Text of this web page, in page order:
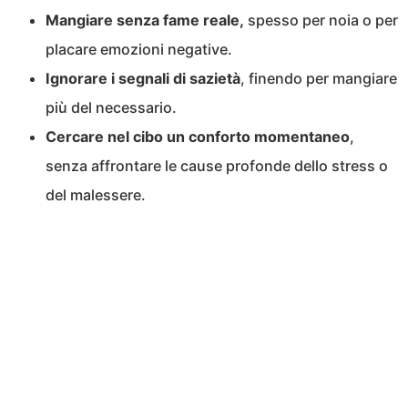
Mangiare senza fame reale, spesso per noia o per
placare emozioni negative.
Ignorare i segnali di sazietà, finendo per mangiare
più del necessario.
Cercare nel cibo un conforto momentaneo,
senza affrontare le cause profonde dello stress o
del malessere.